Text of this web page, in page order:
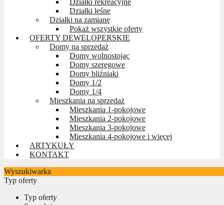
Działki leśne
Działki na zamianę
Pokaż wszystkie oferty
OFERTY DEWELOPERSKIE
Domy na sprzedaż
Domy wolnostojąc
Domy szeregowe
Domy bliźniaki
Domy 1/2
Domy 1/4
Mieszkania na sprzedaż
Mieszkania 1-pokojowe
Mieszkania 2-pokojowe
Mieszkania 3-pokojowe
Mieszkania 4-pokojowe i więcej
ARTYKUŁY
KONTAKT
Wyszukiwarka
Typ oferty
Typ oferty